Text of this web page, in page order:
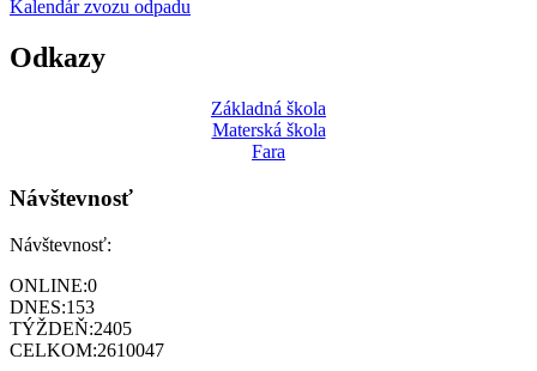
Kalendár zvozu odpadu
Odkazy
Základná škola
Materská škola
Fara
Návštevnosť
Návštevnosť:
ONLINE:0
DNES:153
TÝŽDEŇ:2405
CELKOM:2610047